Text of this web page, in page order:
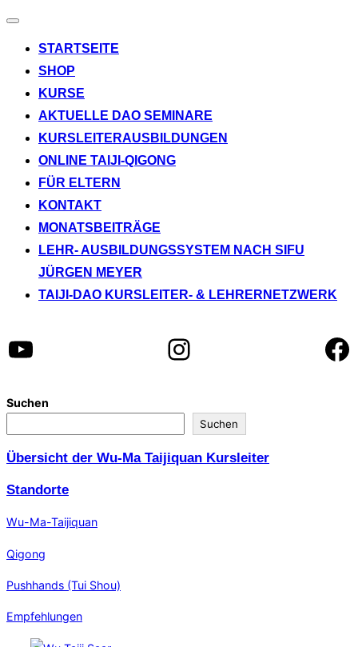
Navigation
STARTSEITE
SHOP
KURSE
AKTUELLE DAO SEMINARE
KURSLEITERAUSBILDUNGEN
ONLINE TAIJI-QIGONG
FÜR ELTERN
KONTAKT
MONATSBEITRÄGE
LEHR- AUSBILDUNGSSYSTEM NACH SIFU
JÜRGEN MEYER
TAIJI-DAO KURSLEITER- & LEHRERNETZWERK
YouTube Instagram
Suchen
Suchen
Übersicht der Wu-Ma Taijiquan Kursleiter
Standorte
Wu-Ma-Taijiquan
Qigong
Pushhands (Tui Shou)
Empfehlungen